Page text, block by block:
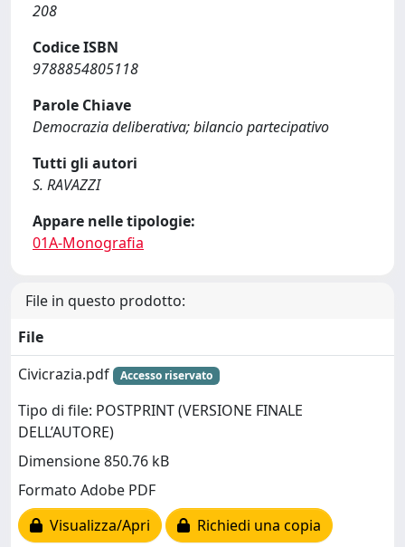
208
Codice ISBN
9788854805118
Parole Chiave
Democrazia deliberativa; bilancio partecipativo
Tutti gli autori
S. RAVAZZI
Appare nelle tipologie:
01A-Monografia
File in questo prodotto:
File
Civicrazia.pdf
Accesso riservato
Tipo di file: POSTPRINT (VERSIONE FINALE
DELL’AUTORE)
Dimensione 850.76 kB
Formato Adobe PDF
Visualizza/Apri
Richiedi una copia